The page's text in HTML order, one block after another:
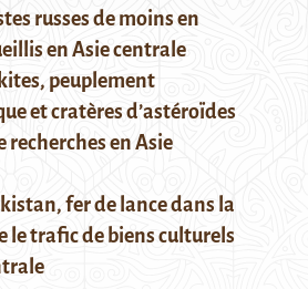
russes de moins en
en Asie centrale
peuplement
et cratères d’astéroïdes
recherches en Asie
fer de lance dans la
le trafic de biens culturels